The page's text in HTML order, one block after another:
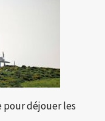
pour déjouer les